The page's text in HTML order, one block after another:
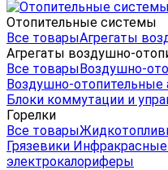
Отопительные системы
Все товарыАгрегаты
Агрегаты воздушно-
Все товарыВоздушно-
Воздушно-отопительные
Блоки коммутации и
Горелки
Все товары
Грязевики Инфракрасные
электрокалориферы